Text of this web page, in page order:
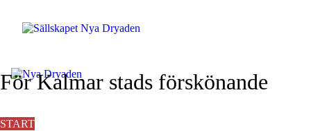
För Kalmar stads förskönande
START